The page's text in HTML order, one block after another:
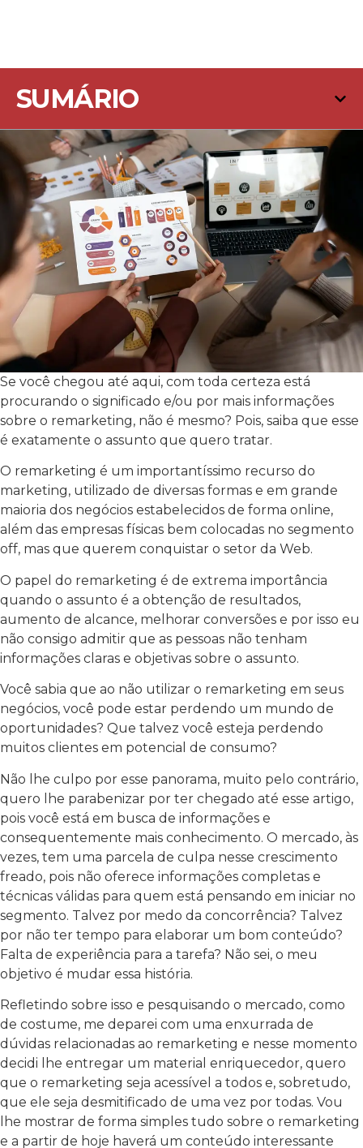
SUMÁRIO
Se você chegou até aqui, com toda certeza está
procurando o significado e/ou por mais informações
sobre o remarketing, não é mesmo? Pois, saiba que esse
é exatamente o assunto que quero tratar.
O remarketing é um importantíssimo recurso do
marketing, utilizado de diversas formas e em grande
maioria dos negócios estabelecidos de forma online,
além das empresas físicas bem colocadas no segmento
off, mas que querem conquistar o setor da Web.
O papel do remarketing é de extrema importância
quando o assunto é a obtenção de resultados,
aumento de alcance, melhorar conversões e por isso eu
não consigo admitir que as pessoas não tenham
informações claras e objetivas sobre o assunto.
Você sabia que ao não utilizar o remarketing em seus
negócios, você pode estar perdendo um mundo de
oportunidades? Que talvez você esteja perdendo
muitos clientes em potencial de consumo?
Não lhe culpo por esse panorama, muito pelo contrário,
quero lhe parabenizar por ter chegado até esse artigo,
pois você está em busca de informações e
consequentemente mais conhecimento. O mercado, às
vezes, tem uma parcela de culpa nesse crescimento
freado, pois não oferece informações completas e
técnicas válidas para quem está pensando em iniciar no
segmento. Talvez por medo da concorrência? Talvez
por não ter tempo para elaborar um bom conteúdo?
Falta de experiência para a tarefa? Não sei, o meu
objetivo é mudar essa história.
Refletindo sobre isso e pesquisando o mercado, como
de costume, me deparei com uma enxurrada de
dúvidas relacionadas ao remarketing e nesse momento
decidi lhe entregar um material enriquecedor, quero
que o remarketing seja acessível a todos e, sobretudo,
que ele seja desmitificado de uma vez por todas. Vou
lhe mostrar de forma simples tudo sobre o remarketing
e a partir de hoje haverá um conteúdo interessante